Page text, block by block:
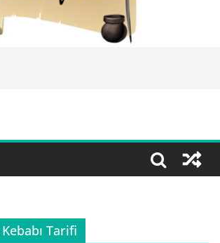
Tarifi